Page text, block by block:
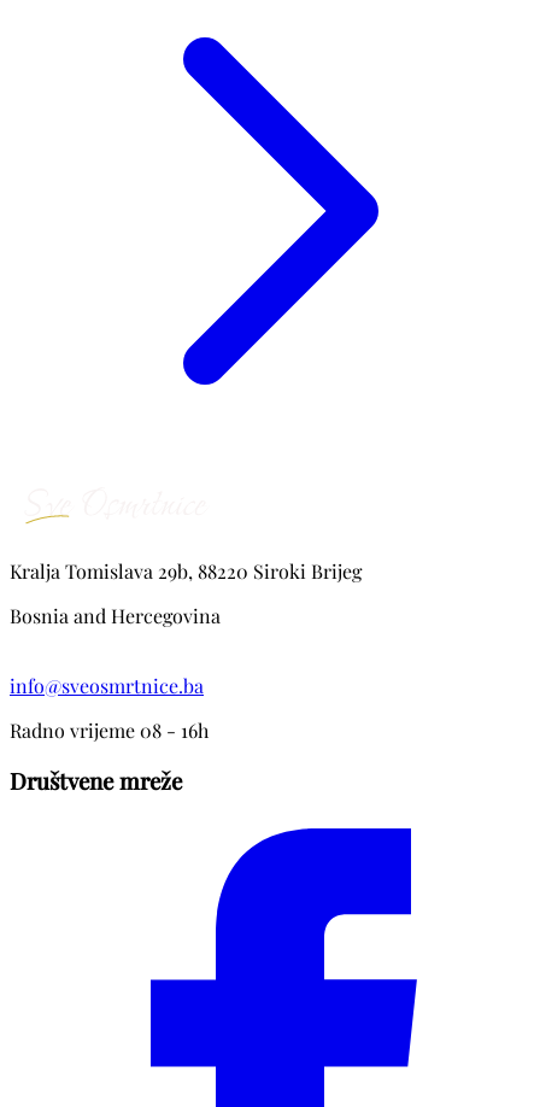
Kralja Tomislava 29b, 88220 Siroki Brijeg
Bosnia and Hercegovina
info@sveosmrtnice.ba
Radno vrijeme 08 - 16h
Društvene mreže